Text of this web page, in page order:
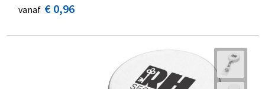
vanaf € 0,96